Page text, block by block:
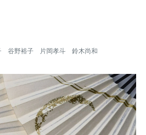
谷野裕子 片岡孝斗 鈴木尚和